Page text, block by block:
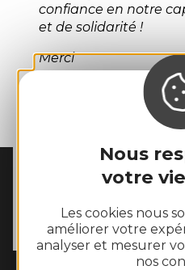
Nous
votre
Les cookies nous
améliorer votre
analyser et mesurer
nos
confiance en notre
et de solidarité !
Merci
La
12720
Tél. :